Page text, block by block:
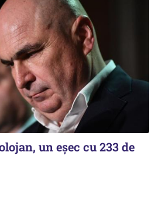
un eșec cu 233 de